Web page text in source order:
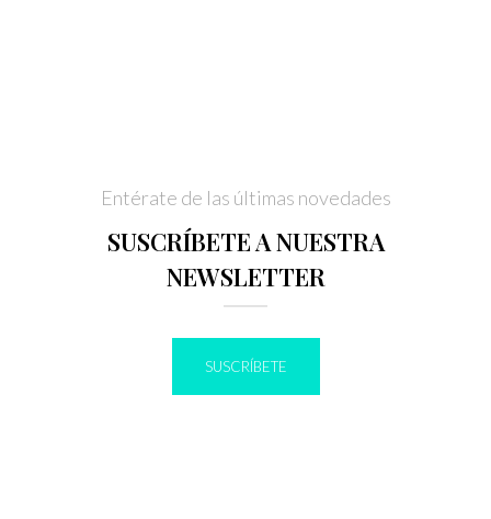
Entérate de las últimas novedades
SUSCRÍBETE A NUESTRA
NEWSLETTER
SUSCRÍBETE